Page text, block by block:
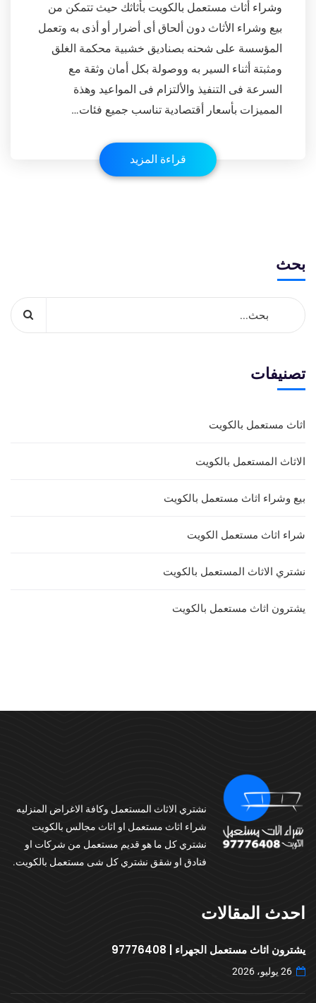
وشراء أثاث مستعمل بالكويت بأثاثك حيث تتمكن من
بيع وشراء الأثاث دون ألحاق أى أضرار أو أذى به وتعمل
المؤسسة على شحنه بصناديق خشبية محكمة الغلق
ومثبتة أثناء السير به ووصولة بكل أمان وثقة مع
السرعة فى التنفيذ والألتزام فى المواعيد وهذة
المميزات بأسعار أقتصادية تناسب جميع فئات…
قراءة المزيد
بحث
تصنيفات
اثاث مستعمل بالكويت
الاثاث المستعمل بالكويت
بيع وشراء اثاث مستعمل بالكويت
شراء اثاث مستعمل الكويت
نشتري الاثاث المستعمل بالكويت
يشترون اثاث مستعمل بالكويت
نشتري الاثاث المستعمل وكافة الاغراض المنزليه
شراء اثاث مستعمل او اثاث مجالس بالكويت
نشتري كل ما هو قديم مستعمل من شركات او
فنادق او شقق نشتري كل شى مستعمل بالكويت.
احدث المقالات
يشترون اثاث مستعمل الجهراء | 97776408
26 يوليو، 2026